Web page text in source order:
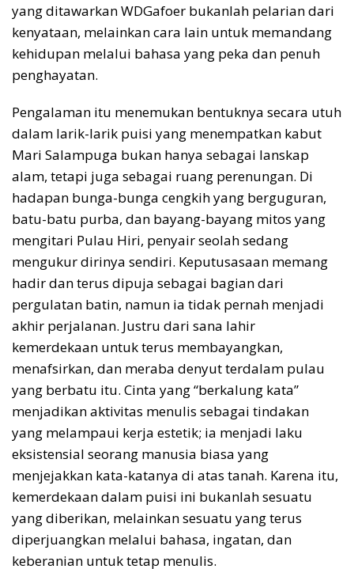
yang ditawarkan WDGafoer bukanlah pelarian dari
kenyataan, melainkan cara lain untuk memandang
kehidupan melalui bahasa yang peka dan penuh
penghayatan.
Pengalaman itu menemukan bentuknya secara utuh
dalam larik-larik puisi yang menempatkan kabut
Mari Salampuga bukan hanya sebagai lanskap
alam, tetapi juga sebagai ruang perenungan. Di
hadapan bunga-bunga cengkih yang berguguran,
batu-batu purba, dan bayang-bayang mitos yang
mengitari Pulau Hiri, penyair seolah sedang
mengukur dirinya sendiri. Keputusasaan memang
hadir dan terus dipuja sebagai bagian dari
pergulatan batin, namun ia tidak pernah menjadi
akhir perjalanan. Justru dari sana lahir
kemerdekaan untuk terus membayangkan,
menafsirkan, dan meraba denyut terdalam pulau
yang berbatu itu. Cinta yang “berkalung kata”
menjadikan aktivitas menulis sebagai tindakan
yang melampaui kerja estetik; ia menjadi laku
eksistensial seorang manusia biasa yang
menjejakkan kata-katanya di atas tanah. Karena itu,
kemerdekaan dalam puisi ini bukanlah sesuatu
yang diberikan, melainkan sesuatu yang terus
diperjuangkan melalui bahasa, ingatan, dan
keberanian untuk tetap menulis.